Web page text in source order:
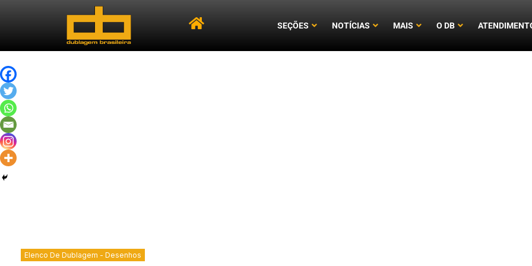
SEÇÕES NOTÍCIAS MAIS O DB
Elenco De Dublagem - Desenhos